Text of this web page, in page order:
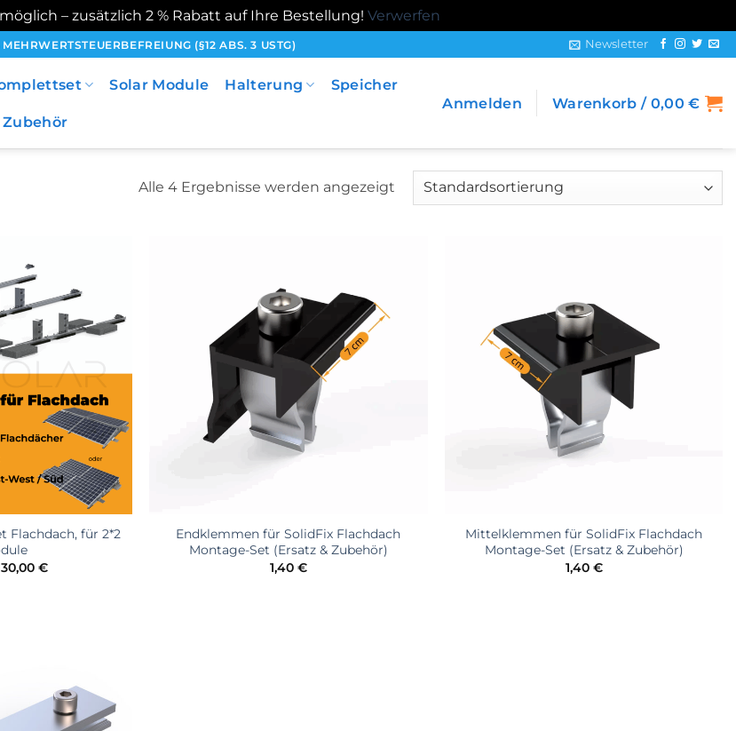
– zusätzlich 2 % Rabatt auf Ihre Bestellung! Verwerfen
MEHRWERTSTEUERBEFREIUNG (§12 ABS. 3 USTG) Newsletter
Solar Module Halterung Speicher
Zubehör
Anmelden Warenkorb / 0,00€
Alle 4 Ergebnisse werden angezeigt
Flachdach, für 2*2
Preis
€Aktueller
Endklemmen für SolidFix Flachdach
Montage-Set (Ersatz & Zubehör)
1,40 €
Mittelklemmen für SolidFix Flachdach
Montage-Set (Ersatz & Zubehör)
1,40 €